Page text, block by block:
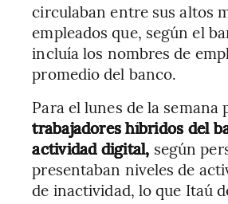
circulaban entre sus altos
empleados que, según el
incluía los nombres de
promedio del banco.
Para el lunes de la
trabajadores híbridos del
actividad digital, según
presentaban niveles de
de inactividad, lo que Itaú